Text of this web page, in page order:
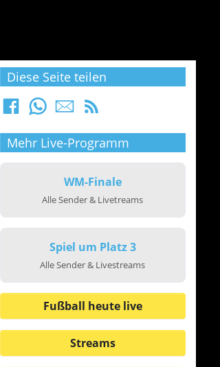
Diese Seite teilen
Mehr Live-Programm
WM-Finale
Alle Sender & Livetreams
Spiel um Platz 3
Alle Sender & Livestreams
Fußball heute live
Streams